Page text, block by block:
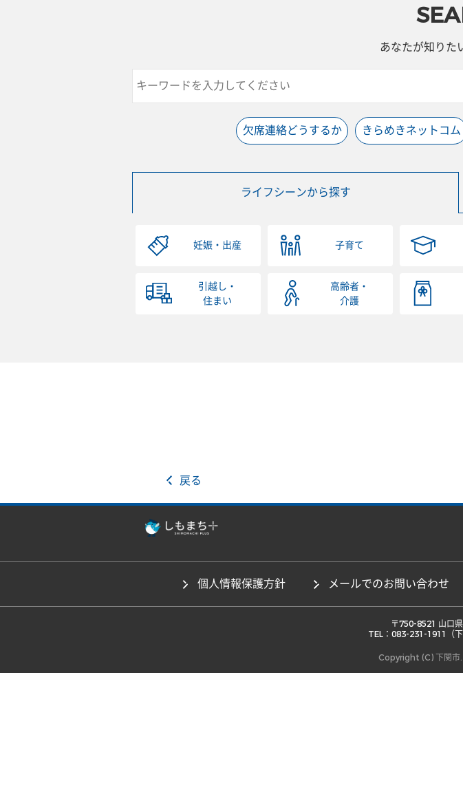
あなたが知りた
欠席連絡どうするか きらめきネットコム
ライフシーンから探す
妊娠・出産 子育て
引越し・
住まい
高齢者・
介護
戻る
個人情報保護方針 メールでのお問い合わせ
TEL：083-231-1911（
Copyright (C) 下関